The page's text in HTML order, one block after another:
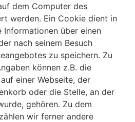
dem Computer des
werden. Ein Cookie dient in
Informationen über einen
nach seinem Besuch
zu speichern. Zu
können z.B. die
einer Webseite, der
oder die Stelle, an der
gehören. Zu dem
wir ferner andere